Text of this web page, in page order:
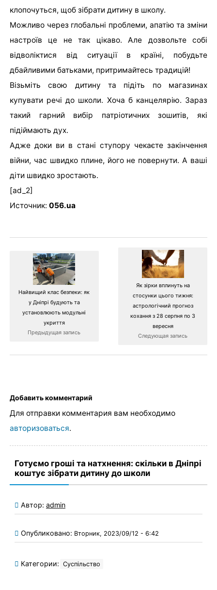
клопочуться, щоб зібрати дитину в школу.
Можливо через глобальні проблеми, апатію та зміни
настроїв це не так цікаво. Але дозвольте собі
відволіктися від ситуації в країні, побудьте
дбайливими батьками, притримайтесь традицій!
Візьміть свою дитину та підіть по магазинах
купувати речі до школи. Хоча б канцелярію. Зараз
такий гарний вибір патріотичних зошитів, які
підіймають дух.
Адже доки ви в стані ступору чекаєте закінчення
війни, час швидко плине, його не повернути. А ваші
діти швидко зростають.
[ad_2]
Источник: 056.ua
Найвищий клас безпеки: як
у Дніпрі будують та
установлюють модульні
укриття
Предыдущая запись
Як зірки вплинуть на
стосунки цього тижня:
астрологічний прогноз
кохання з 28 серпня по 3
вересня
Следующая запись
Добавить комментарий
Для отправки комментария вам необходимо
авторизоваться.
Готуємо гроші та натхнення: скільки в Дніпрі
коштує зібрати дитину до школи
Автор: admin
Опубликовано: Вторник, 2023/09/12 - 6:42
Категории: Суспільство